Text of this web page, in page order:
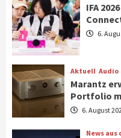
1
Aktuell
Steigende
Drittel der
2
Phone/Pad
IFA 2026
IFA
6.
Aktuell Audio
Marantz
Portfolio
6. August
News